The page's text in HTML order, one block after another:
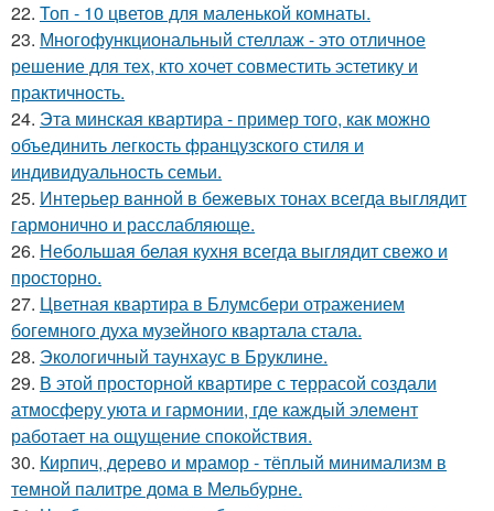
22. Топ - 10 цветов для маленькой комнаты.
23. Многофункциональный стеллаж - это отличное
решение для тех, кто хочет совместить эстетику и
практичность.
24. Эта минская квартира - пример того, как можно
объединить легкость французского стиля и
индивидуальность семьи.
25. Интерьер ванной в бежевых тонах всегда выглядит
гармонично и расслабляюще.
26. Небольшая белая кухня всегда выглядит свежо и
просторно.
27. Цветная квартира в Блумсбери отражением
богемного духа музейного квартала стала.
28. Экологичный таунхаус в Бруклине.
29. В этой просторной квартире с террасой создали
атмосферу уюта и гармонии, где каждый элемент
работает на ощущение спокойствия.
30. Кирпич, дерево и мрамор - тёплый минимализм в
темной палитре дома в Мельбурне.